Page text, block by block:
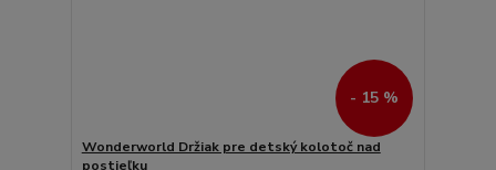
- 15 %
Wonderworld Držiak pre detský kolotoč nad
postieľku